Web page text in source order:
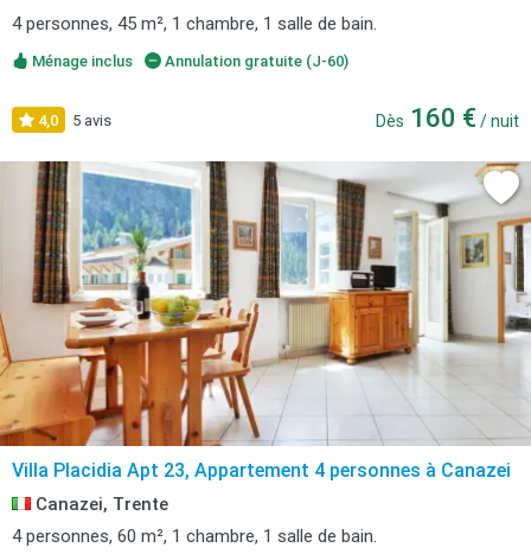
4 personnes, 45 m², 1 chambre, 1 salle de bain.
Ménage inclus Annulation gratuite (J-60)
4,0 5 avis Dès 160 € / nuit
Villa Placidia Apt 23, Appartement 4 personnes à Canazei
Canazei, Trente
4 personnes, 60 m², 1 chambre, 1 salle de bain.